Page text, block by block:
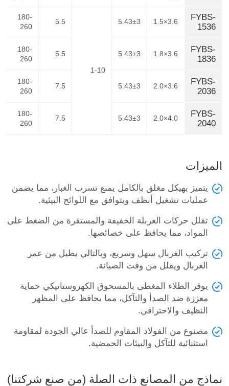
FYBS-
1536
1.5×3.6
5.43±3
1-10
5.5
180-
260
FYBS-
1836
1.8×3.6
5.43±3
5.5
180-
260
FYBS-
2036
2.0×3.6
5.43±3
7.5
180-
260
FYBS-
2040
2.0×4.0
5.43±3
7.5
180-
260
الميزات
يتميز بهيكل مغلق بالكامل يمنع تسرب الغبار، مما يضمن
عمليات تشغيل أنظف ويتوافق مع اللوائح البيئية.
تقلل حركات الغربلة الخفيفة والمستقرة من الضغط على
المواد، مما يحافظ على خصائصها.
تركيب الغربال سهل وسريع، وبالتالي يطيل من عمر
الغربال ويقلل من وقت الصيانة.
يوفر الطلاء المغطى بالمسحوق الكهروستاتيكي حماية
معززة ضد الصدأ والتآكل، مما يحافظ على المظهر
النظيف والاحترافي.
مصنوع من الفولاذ المقاوم للصدأ عالي الجودة لمقاومة
استثنائية للتآكل والبيئات الحمضية.
نماذج من المصانع ذات الصلة (من صنع شركتنا)